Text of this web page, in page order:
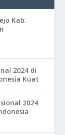
Kab.
2024 di
Kuat
2024